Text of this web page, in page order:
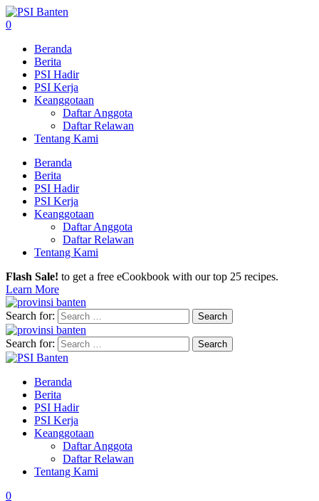
0
Beranda
Berita
PSI Hadir
PSI Kerja
Keanggotaan
Daftar Anggota
Daftar Relawan
Tentang Kami
Beranda
Berita
PSI Hadir
PSI Kerja
Keanggotaan
Daftar Anggota
Daftar Relawan
Tentang Kami
Flash Sale! to get a free eCookbook with our top 25 recipes.
Learn More
Search for:
Search for:
Beranda
Berita
PSI Hadir
PSI Kerja
Keanggotaan
Daftar Anggota
Daftar Relawan
Tentang Kami
0